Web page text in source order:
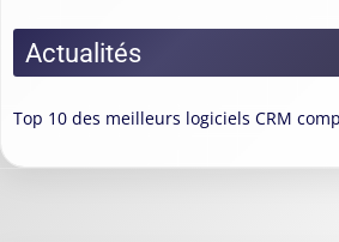
Actualités
Top 10 des meilleurs logiciels CRM